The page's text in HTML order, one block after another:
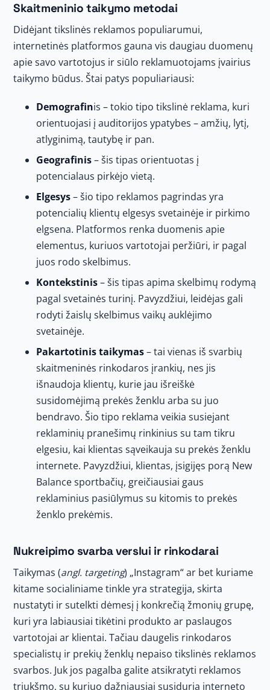
Skaitmeninio taikymo metodai
Didėjant tikslinės reklamos populiarumui,
internetinės platformos gauna vis daugiau duomenų
apie savo vartotojus ir siūlo reklamuotojams įvairius
taikymo būdus. Štai patys populiariausi:
Demografinis – tokio tipo tikslinė reklama, kuri
orientuojasi į auditorijos ypatybes – amžių, lytį,
atlyginimą, tautybę ir pan.
Geografinis– šis tipas orientuotas į
potencialaus pirkėjo vietą.
Elgesys– šio tipo reklamos pagrindas yra
potencialių klientų elgesys svetainėje ir pirkimo
elgsena. Platformos renka duomenis apie
elementus, kuriuos vartotojai peržiūri, ir pagal
juos rodo skelbimus.
Kontekstinis– šis tipas apima skelbimų rodymą
pagal svetainės turinį. Pavyzdžiui, leidėjas gali
rodyti žaislų skelbimus vaikų auklėjimo
svetainėje.
Pakartotinis taikymas– tai vienas iš svarbių
skaitmeninės rinkodaros įrankių, nes jis
išnaudoja klientų, kurie jau išreiškė
susidomėjimą prekės ženklu arba su juo
bendravo. Šio tipo reklama veikia susiejant
reklaminių pranešimų rinkinius su tam tikru
elgesiu, kai klientas sąveikauja su prekės ženklu
internete. Pavyzdžiui, klientas, įsigijęs porą New
Balance sportbačių, greičiausiai gaus
reklaminius pasiūlymus su kitomis to prekės
ženklo prekėmis.
Nukreipimo svarba verslui ir rinkodarai
Taikymas (angl. targeting) „Instagram“ ar bet kuriame
kitame socialiniame tinkle yra strategija, skirta
nustatyti ir sutelkti dėmesį į konkrečią žmonių grupę,
kuri yra labiausiai tikėtini produkto ar paslaugos
vartotojai ar klientai. Tačiau daugelis rinkodaros
specialistų ir prekių ženklų nepaiso tikslinės reklamos
svarbos. Juk jos pagalba galite atsikratyti reklamos
triukšmo, su kuriuo dažniausiai susiduria interneto